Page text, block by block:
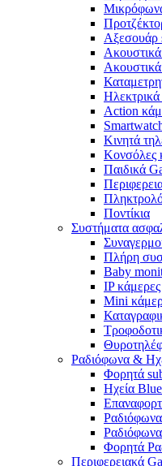
Αξεσουάρ
Ηλεκτρικά
Action
Κινητά
Κονσόλες
Παιδικά
Ποντίκια
Συστήματα
Πλήρη
Baby
IP κάμερες
Mini
Ραδιόφωνα &
Φορητά
Ηχεία
Ραδιόφωνα
Φορητά
Περιφερειακά